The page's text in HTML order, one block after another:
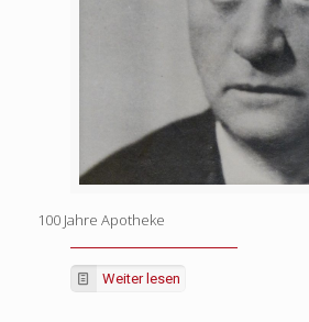
100 Jahre Apotheke
Weiter lesen